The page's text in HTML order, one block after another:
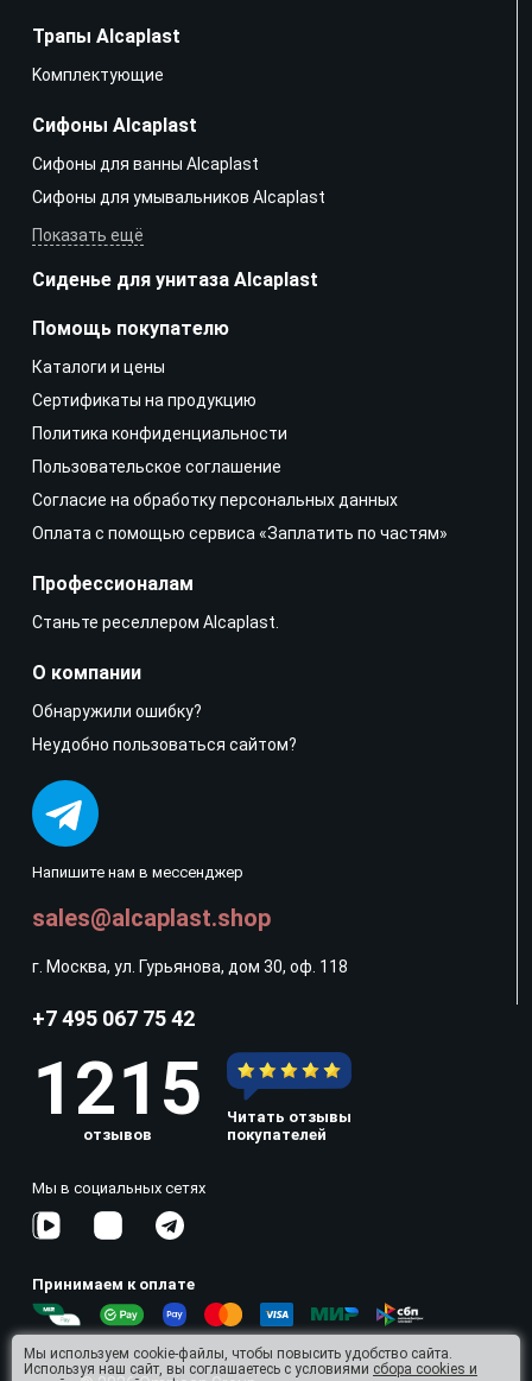
Трапы Alcaplast
Kомплектующие
Сифоны Alcaplast
Сифоны для ванны Alcaplast
Сифоны для умывальников Alcaplast
Показать ещё
Сиденье для унитаза Alcaplast
Напишите нам в мессенджер
sales@alcaplast.shop
г. Москва, ул. Гурьянова, дом 30, оф. 118
Помощь покупателю
Каталоги и цены
Сертификаты на продукцию
Политика конфиденциальности
Пользовательское соглашение
Согласие на обработку персональных данных
Оплата с помощью сервиса «Заплатить по частям»
Профессионалам
Станьте реселлером Alcaplast.
О компании
Обнаружили ошибку?
Неудобно пользоваться сайтом?
+7 495 067 75 42
1215
отзывов
Читать отзывы
покупателей
Мы в социальных сетях
Принимаем к оплате
Мы используем cookie-файлы, чтобы повысить удобство сайта.
Используя наш сайт, вы соглашаетесь с условиями сбора cookies и